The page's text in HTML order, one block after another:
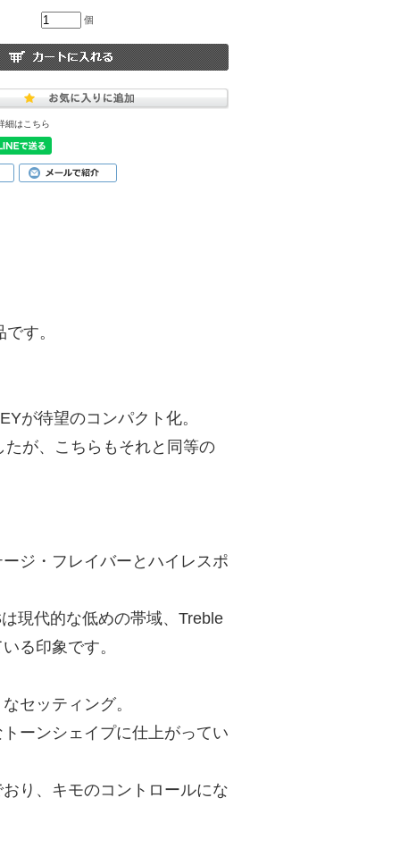
個
細はこちら
す。
が待望のコンパクト化。
が、こちらもそれと同等の
ジ・フレイバーとハイレスポ
現代的な低めの帯域、Treble
る印象です。
セッティング。
ーンシェイプに仕上がってい
り、キモのコントロールにな